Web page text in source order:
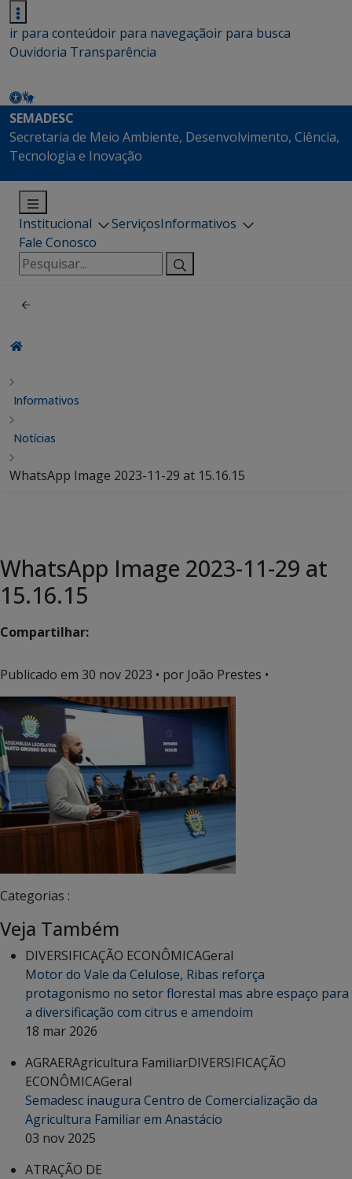
ir para conteúdoir para navegaçãoir para busca
Ouvidoria Transparência
SEMADESC
Secretaria de Meio Ambiente, Desenvolvimento, Ciência,
Tecnologia e Inovação
Institucional ServiçosInformativos
Fale Conosco
Pesquisar
por:
Informativos
Notícias
WhatsApp Image 2023-11-29 at 15.16.15
WhatsApp Image 2023-11-29 at
15.16.15
Compartilhar:
Publicado em 30 nov 2023 • por João Prestes •
Categorias :
Veja Também
DIVERSIFICAÇÃO ECONÔMICAGeral
Motor do Vale da Celulose, Ribas reforça
protagonismo no setor florestal mas abre espaço para
a diversificação com citrus e amendoim
18 mar 2026
AGRAERAgricultura FamiliarDIVERSIFICAÇÃO
ECONÔMICAGeral
Semadesc inaugura Centro de Comercialização da
Agricultura Familiar em Anastácio
03 nov 2025
ATRAÇÃO DE